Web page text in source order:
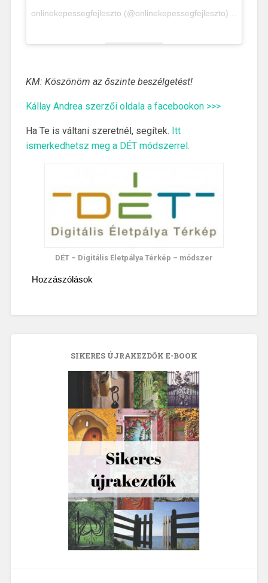
KM: Köszönöm az őszinte beszélgetést!
Kállay Andrea szerzői oldala a facebookon >>>
Ha Te is váltani szeretnél, segítek. Itt
ismerkedhetsz meg a DÉT módszerrel.
DÉT – Digitális Életpálya Térkép – módszer
Hozzászólások
SIKERES ÚJRAKEZDŐK E-BOOK